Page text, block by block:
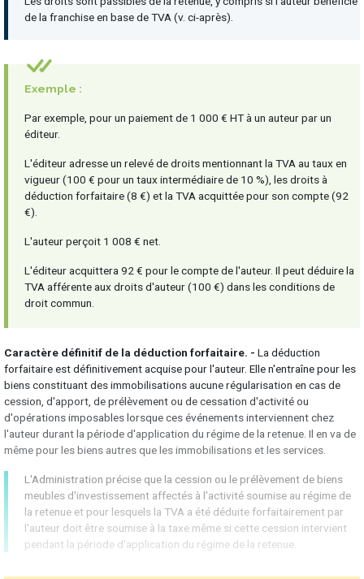
de la franchise en base de TVA (v. ci-après).
Exemple :
Par exemple, pour un paiement de 1 000 € HT à un auteur par un
éditeur.
L'éditeur adresse un relevé de droits mentionnant la TVA au taux en
vigueur (100 € pour un taux intermédiaire de 10 %), les droits à
déduction forfaitaire (8 €) et la TVA acquittée pour son compte (92
€).
L'auteur perçoit 1 008 € net.
L'éditeur acquittera 92 € pour le compte de l'auteur. Il peut déduire la
TVA afférente aux droits d'auteur (100 €) dans les conditions de
droit commun.
Caractère définitif de la déduction forfaitaire. - La déduction
forfaitaire est définitivement acquise pour l'auteur. Elle n'entraîne pour les
biens constituant des immobilisations aucune régularisation en cas de
cession, d'apport, de prélèvement ou de cessation d'activité ou
d'opérations imposables lorsque ces événements interviennent chez
l'auteur durant la période d'application du régime de la retenue. Il en va de
même pour les biens autres que les immobilisations et les services.
L'Administration précise que la cession ou le prélèvement de biens
meubles d'investissement affectés à l'activité soumise au régime de
la retenue et pour lesquels la TVA a été déduite forfaitairement par
l'auteur doit être soumise à la taxe même si cette cession intervient
pendant la période d'application du régime de la retenue.